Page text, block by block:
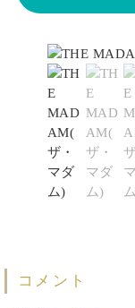
コメント